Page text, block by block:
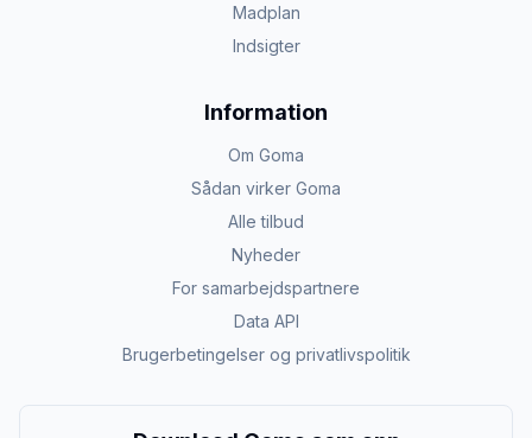
Madplan
Indsigter
Information
Om Goma
Sådan virker Goma
Alle tilbud
Nyheder
For samarbejdspartnere
Data API
Brugerbetingelser og privatlivspolitik